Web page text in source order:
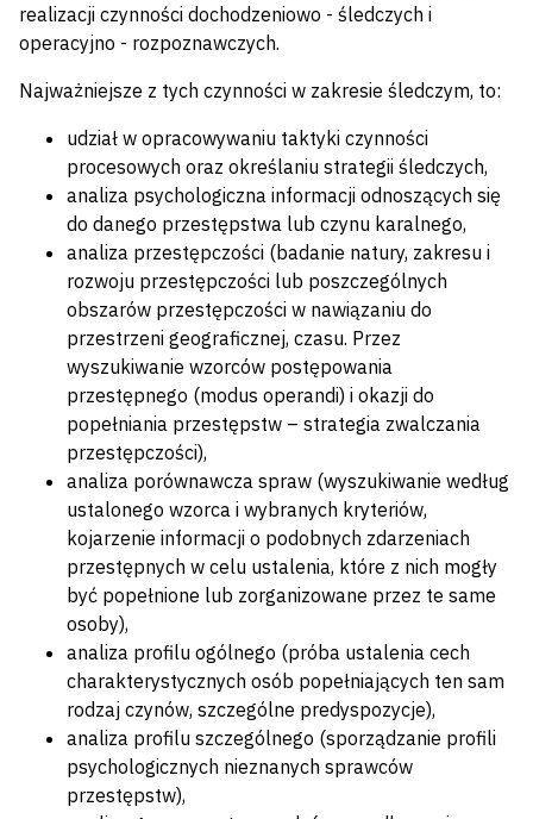
realizacji czynności dochodzeniowo - śledczych i
operacyjno - rozpoznawczych.
Najważniejsze z tych czynności w zakresie śledczym, to:
udział w opracowywaniu taktyki czynności
procesowych oraz określaniu strategii śledczych,
analiza psychologiczna informacji odnoszących się
do danego przestępstwa lub czynu karalnego,
analiza przestępczości (badanie natury, zakresu i
rozwoju przestępczości lub poszczególnych
obszarów przestępczości w nawiązaniu do
przestrzeni geograficznej, czasu. Przez
wyszukiwanie wzorców postępowania
przestępnego (modus operandi) i okazji do
popełniania przestępstw – strategia zwalczania
przestępczości),
analiza porównawcza spraw (wyszukiwanie według
ustalonego wzorca i wybranych kryteriów,
kojarzenie informacji o podobnych zdarzeniach
przestępnych w celu ustalenia, które z nich mogły
być popełnione lub zorganizowane przez te same
osoby),
analiza profilu ogólnego (próba ustalenia cech
charakterystycznych osób popełniających ten sam
rodzaj czynów, szczególne predyspozycje),
analiza profilu szczególnego (sporządzanie profili
psychologicznych nieznanych sprawców
przestępstw),